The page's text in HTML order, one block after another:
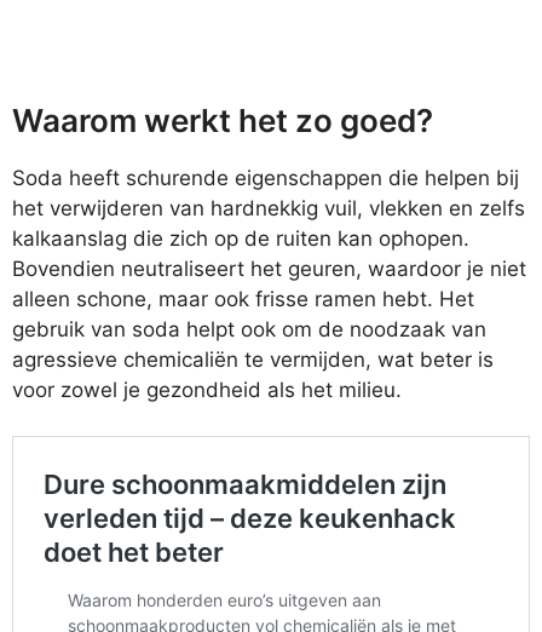
Waarom werkt het zo goed?
Soda heeft schurende eigenschappen die helpen bij
het verwijderen van hardnekkig vuil, vlekken en zelfs
kalkaanslag die zich op de ruiten kan ophopen.
Bovendien neutraliseert het geuren, waardoor je niet
alleen schone, maar ook frisse ramen hebt. Het
gebruik van soda helpt ook om de noodzaak van
agressieve chemicaliën te vermijden, wat beter is
voor zowel je gezondheid als het milieu.